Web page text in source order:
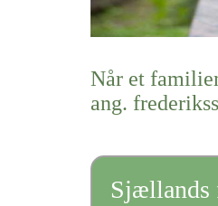
Når et
ang.
Sjællands